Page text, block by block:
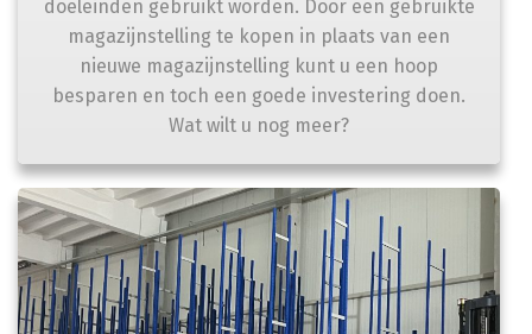
doeleinden gebruikt worden. Door een gebruikte
magazijnstelling te kopen in plaats van een
nieuwe magazijnstelling kunt u een hoop
besparen en toch een goede investering doen.
Wat wilt u nog meer?